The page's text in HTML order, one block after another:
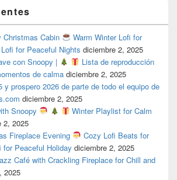
Christmas Cabin
Warm Winter Lofi for
for Peaceful Nights diciembre 2, 2025
con Snoopy |
Lista de reproducción
de calma diciembre 2, 2025
y prospero 2026 de parte de todo el equipo de
diciembre 2, 2025
Snoopy
Winter Playlist for Calm
2, 2025
Fireplace Evening
Cozy Lofi Beats for
for Peaceful Holiday diciembre 2, 2025
Café with Crackling Fireplace for Chill and
2025